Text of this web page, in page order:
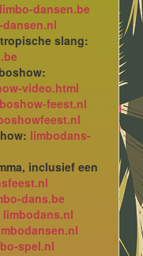
limbo-dansen.be
slang:
video.html
feest.nl
limbodans-
inclusief een
dans.be
limbodans.nl
spel.nl